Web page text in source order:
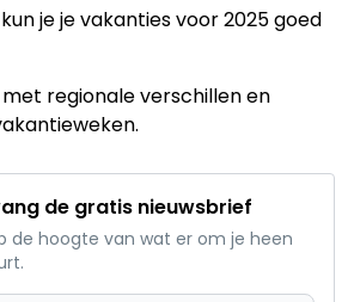
je je vakanties voor 2025 goed
regionale verschillen en
de gratis nieuwsbrief
de hoogte van wat er om je heen